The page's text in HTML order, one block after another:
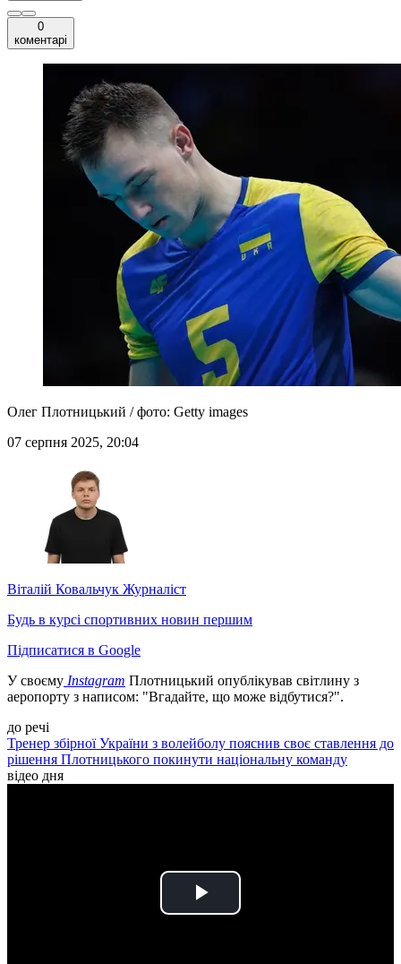
0
коментарі
Олег Плотницький / фото: Getty images
07 серпня 2025, 20:04
Віталій Ковальчук Журналіст
Будь в курсі спортивних новин першим
Підписатися в Google
У своєму Instagram Плотницький опублікував світлину з
аеропорту з написом: "Вгадайте, що може відбутися?".
до речі
Тренер збірної України з волейболу пояснив своє ставлення до
рішення Плотницького покинути національну команду
відео дня
Play